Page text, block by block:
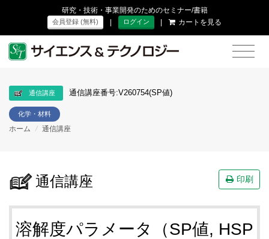
研究・技術・事業開発のためのセミナー/書籍
会員登録 (無料) | ログイン | カートを見る
通信講座 通信講座番号:V260754(SP値)
化学・材料
ホーム / 通信講座
通信講座 印刷
溶解度パラメータ（SP値, HSP